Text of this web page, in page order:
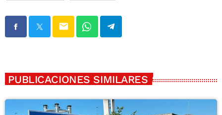
email
PUBLICACIONES SIMILARES